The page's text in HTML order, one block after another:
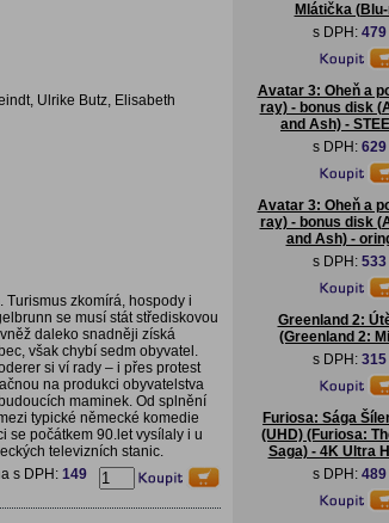
Ulrike Butz, Elisabeth
Turismus zkomírá, hospody i
se musí stát střediskovou
daleko snadněji získá
však chybí sedm obyvatel.
si ví rady – i přes protest
na produkci obyvatelstva
maminek. Od splnění
typické německé komedie
se počátkem 90.let vysílaly i u
televizních stanic.
s DPH: 149
Mlátička
s DPH:
Avatar 3: Oheň a
ray) - bonus disk
and Ash) -
s DPH:
Avatar 3: Oheň a
ray) - bonus disk
and Ash) -
s DPH:
Greenland 2:
(Greenland 2:
s DPH:
Furiosa: Sága
(UHD) (Furiosa:
Saga) - 4K Ultra
s DPH: